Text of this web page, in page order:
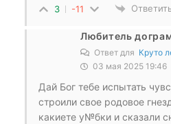
3 -11
Любитель
Ответ для Круто
03 мая 2025 19:46
Дай Бог тебе испытать
строили свое родовое
какиете у№бки и сказали